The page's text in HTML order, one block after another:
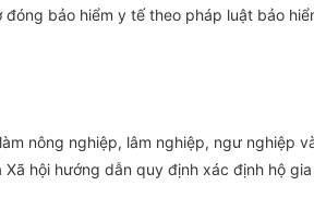
bảo hiểm y tế theo pháp luật bảo
nông nghiệp, lâm nghiệp, ngư nghiệp
hội hướng dẫn quy định xác định hộ